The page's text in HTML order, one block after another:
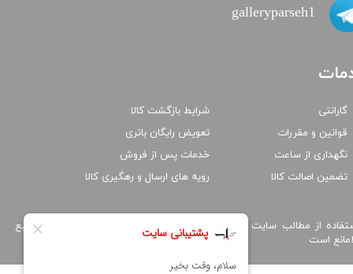
از مطالب سایت پارسه واچ فقط برای مقاصد غیر تجاری و با ذکر منبع
است
گارانتی
قوانین و مقررات
نگهداری از ساعت
تضمین اصالت کالا
galleryparseh1
شرایط بازگشت کالا
تعویض رایگان باتری
خدمات پس از فروش
رویه های ارسال و رهگیری کالا